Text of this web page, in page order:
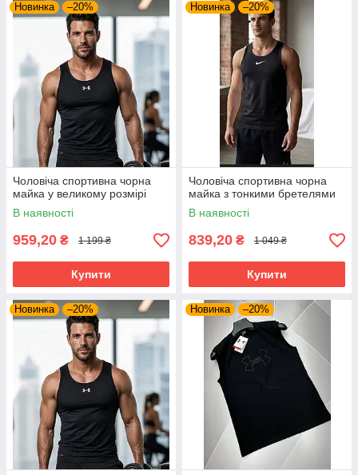
Новинка –20%
Чоловіча спортивна чорна
майка у великому розмірі
В наявності
959,20 ₴ 1 199 ₴
Купити
Новинка –20%
Чоловіча спортивна чорна
майка з тонкими бретелями
В наявності
839,20 ₴ 1 049 ₴
Купити
Новинка –20% Новинка –20%